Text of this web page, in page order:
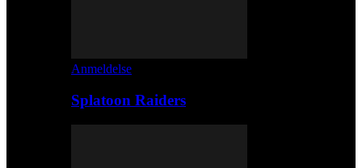
Anmeldelse
Splatoon Raiders